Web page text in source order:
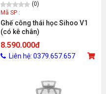
(0)
Mã SP :
Ghế công thái học Sihoo V1
(có kê chân)
8.590.000đ
Liên hệ: 0379.657.657